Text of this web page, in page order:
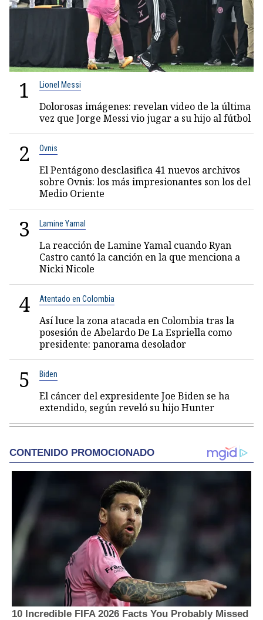
1 Lionel Messi
Dolorosas imágenes: revelan video de la última
vez que Jorge Messi vio jugar a su hijo al fútbol
2 Ovnis
El Pentágono desclasifica 41 nuevos archivos
sobre Ovnis: los más impresionantes son los del
Medio Oriente
3 Lamine Yamal
La reacción de Lamine Yamal cuando Ryan
Castro cantó la canción en la que menciona a
Nicki Nicole
4 Atentado en Colombia
Así luce la zona atacada en Colombia tras la
posesión de Abelardo De La Espriella como
presidente: panorama desolador
5 Biden
El cáncer del expresidente Joe Biden se ha
extendido, según reveló su hijo Hunter